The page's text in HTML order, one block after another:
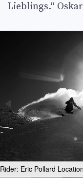
Lieblings.“
Rider: Eric Pollard